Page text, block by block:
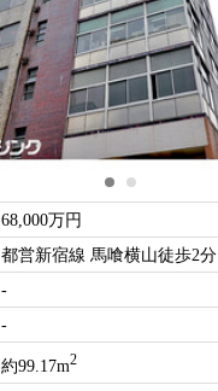
68,000万円
都営新宿線 馬喰横山徒歩2分
-
-
約99.17m2